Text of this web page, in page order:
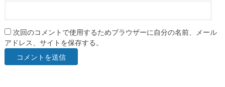
次回のコメントで使用するためブラウザーに自分の名前、メール
アドレス、サイトを保存する。